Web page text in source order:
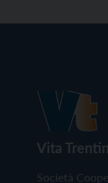
Vita
Società